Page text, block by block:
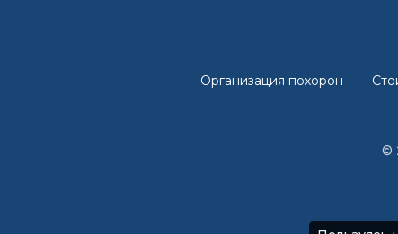
Организация похорон
©